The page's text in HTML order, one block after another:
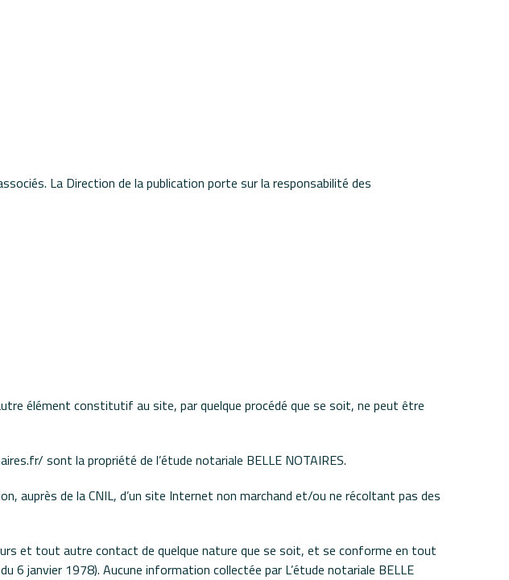
La Direction de la publication porte sur la responsabilité des
élément constitutif au site, par quelque procédé que se soit, ne peut être
sont la propriété de l’étude notariale BELLE NOTAIRES.
de la CNIL, d’un site Internet non marchand et/ou ne récoltant pas des
et tout autre contact de quelque nature que se soit, et se conforme en tout
janvier 1978). Aucune information collectée par L’étude notariale BELLE